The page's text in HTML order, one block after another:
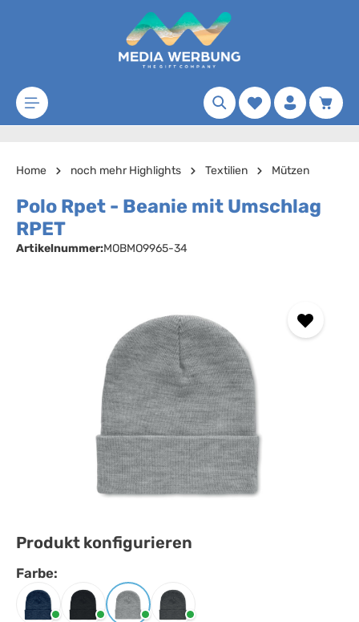
Zum Hauptinhalt springen
Merkzettel
Home noch mehr Highlights Textilien Mützen
Polo Rpet - Beanie mit Umschlag
RPET
Artikelnummer:MOBMO9965-34
Produkt konfigurieren
Farbe:
Farbe auswählen
Blau Schwarz Weiß/grau Weiß/schwarz